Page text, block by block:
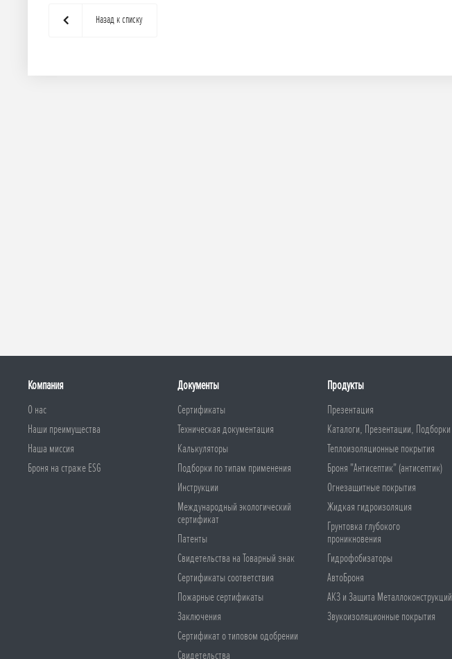
Назад к списку
Компания
О нас
Наши преимущества
Наша миссия
Броня на страже ESG
Документы
Сертификаты
Техническая документация
Калькуляторы
Подборки по типам применения
Инструкции
Международный экологический
сертификат
Патенты
Свидетельства на Товарный знак
Сертификаты соответствия
Пожарные сертификаты
Заключения
Сертификат о типовом одобрении
Свидетельства
Продукты
Презентация
Каталоги, Презентации, Подборки
Теплоизоляционные покрытия
Броня "Антисептик" (антисептик)
Огнезащитные покрытия
Жидкая гидроизоляция
Грунтовка глубокого
проникновения
Гидрофобизаторы
АвтоБроня
АКЗ и Защита Металлоконструкций
Звукоизоляционные покрытия